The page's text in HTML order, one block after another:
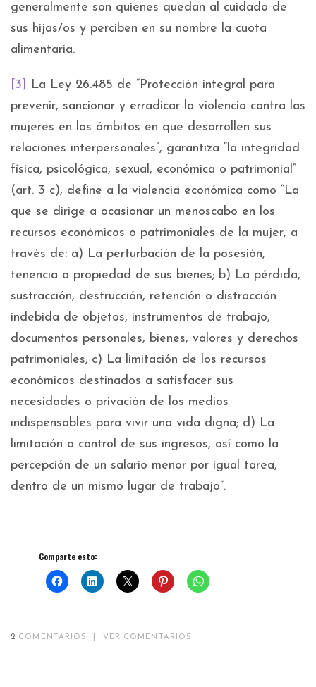
generalmente son quienes quedan al cuidado de
sus hijas/os y perciben en su nombre la cuota
alimentaria.
[3]
La Ley 26.485 de “Protección integral para
prevenir, sancionar y erradicar la violencia contra las
mujeres en los ámbitos en que desarrollen sus
relaciones interpersonales”, garantiza “la integridad
física, psicológica, sexual, económica o patrimonial”
(art. 3 c), define a la violencia económica como “La
que se dirige a ocasionar un menoscabo en los
recursos económicos o patrimoniales de la mujer, a
través de: a) La perturbación de la posesión,
tenencia o propiedad de sus bienes; b) La pérdida,
sustracción, destrucción, retención o distracción
indebida de objetos, instrumentos de trabajo,
documentos personales, bienes, valores y derechos
patrimoniales; c) La limitación de los recursos
económicos destinados a satisfacer sus
necesidades o privación de los medios
indispensables para vivir una vida digna; d) La
limitación o control de sus ingresos, así como la
percepción de un salario menor por igual tarea,
dentro de un mismo lugar de trabajo”.
Comparte esto:
2 COMENTARIOS VER COMENTARIOS